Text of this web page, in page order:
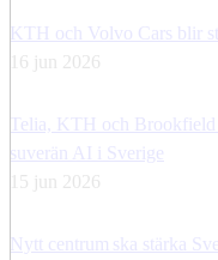
KTH och Volvo Cars blir
16 jun 2026
Telia, KTH och Brookfield
suverän AI i Sverige
15 jun 2026
Nytt centrum ska stärka